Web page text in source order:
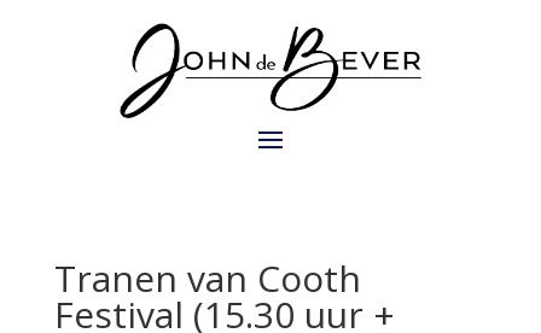
Tranen van Cooth
Festival (15.30 uur +